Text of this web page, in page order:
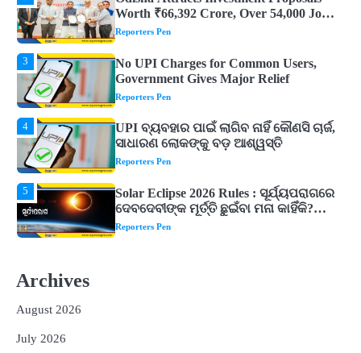
Government Gives Major Relief
Reporters Pen
4
UPI ବ୍ୟବହାର ପାଇଁ ଲାଗିବ ନାହିଁ କୌଣସି ଚାର୍ଜ,
ସାଧାରଣ ଲୋକଙ୍କୁ ବଡ଼ ଆଶ୍ୱସ୍ତି
Reporters Pen
5
Solar Eclipse 2026 Rules : ସୂର୍ଯ୍ୟପରାଗରେ
ଦେବଦେବୀଙ୍କ ମୂର୍ତ୍ତି ଛୁଇଁବା ମନା କାହିଁକି?
ଜାଣନ୍ତୁ ଏହା ପଛରେ ଥିବା ଧାର୍ମିକ ମାନ୍ୟତା
Reporters Pen
1
Dreaming of Gold, Peacock or Temple?
Know What These 5 Auspicious Dreams
Are Believed to Mean
Reporters Pen
Archives
August 2026
July 2026